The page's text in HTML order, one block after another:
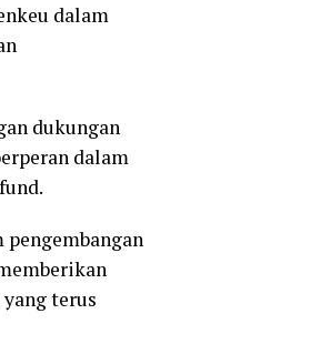
dalam
dukungan
dalam
terus